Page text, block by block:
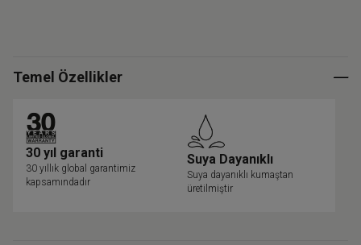
Temel Özellikler
30 yıl garanti
30 yıllık global garantimiz
kapsamındadır
Suya Dayanıklı
Suya dayanıklı kumaştan
üretilmiştir